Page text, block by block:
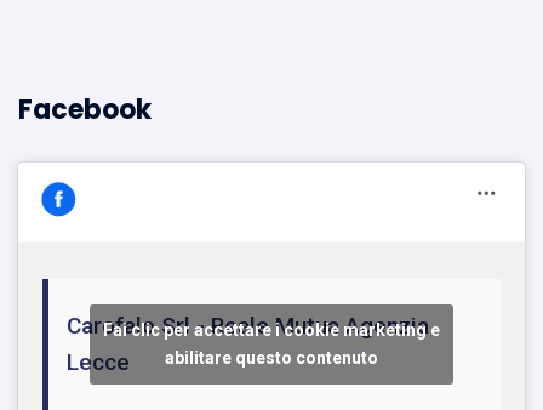
Facebook
Carofalo Srl - Reale Mutua Agenzia
Lecce
Fai clic per accettare i cookie marketing e
abilitare questo contenuto